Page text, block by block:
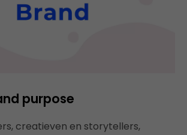
purpose
creatieven en storytellers,